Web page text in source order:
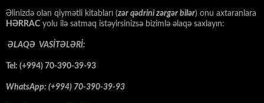
Əlinizdə olan qiymətli kitabları (zər qədrini zərgər bilər) onu axtaranlara
HƏRRAC yolu ilə satmaq istəyirsinizsə bizimlə əlaqə saxlayın:
ƏLAQƏ VASİTƏLƏRİ:
Tel: (+994) 70-390-39-93
WhatsApp: (+994) 70-390-39-93